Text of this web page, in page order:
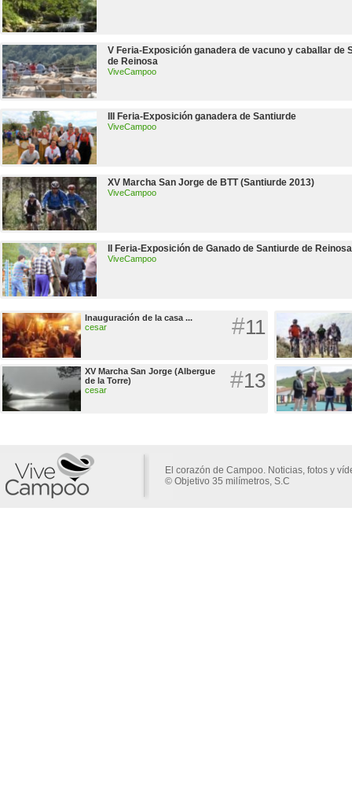
V Feria-Exposición ganadera de vacuno y caballar de
de Reinosa
ViveCampoo
III Feria-Exposición ganadera de Santiurde
ViveCampoo
XV Marcha San Jorge de BTT (Santiurde 2013)
ViveCampoo
II Feria-Exposición de Ganado de Santiurde de Reinosa
ViveCampoo
#11
Inauguración de la casa ...
cesar
#13
XV Marcha San Jorge (Albergue
de la Torre)
cesar
El corazón de Campoo. Noticias, fotos y
© Objetivo 35 milímetros, S.C